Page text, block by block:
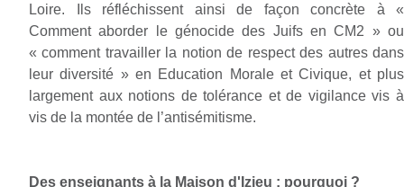
Loire. Ils réfléchissent ainsi de façon concrète à «
Comment aborder le génocide des Juifs en CM2 » ou
« comment travailler la notion de respect des autres dans
leur diversité » en Education Morale et Civique, et plus
largement aux notions de tolérance et de vigilance vis à
vis de la montée de l’antisémitisme.
Des enseignants à la Maison d'Izieu : pourquoi ?